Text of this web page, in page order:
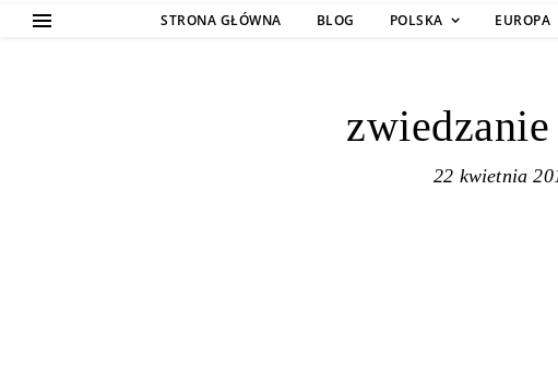
STRONA GŁÓWNA BLOG POLSKA EUROPA
22 kwietnia